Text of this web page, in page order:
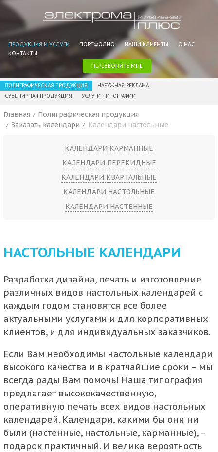
ПРОДУКЦИЯ И УСЛУГИ ПОРТФОЛИО НАШИ КЛИЕНТЫ
О НАС
КОНТАКТЫ
ПЕРЕЗВОНИТЬ МНЕ
ПОЛИГРАФИЧЕСКАЯ ПРОДУКЦИЯ
НАРУЖНАЯ РЕКЛАМА
СУВЕНИРНАЯ ПРОДУКЦИЯ
УСЛУГИ ТИПОГРАФИИ
Главная
Полиграфическая продукция
Заказать календари
Календари настольные
КАЛЕНДАРИ КАРМАННЫЕ
КАЛЕНДАРИ ПЕРЕКИДНЫЕ
КАЛЕНДАРИ КВАРТАЛЬНЫЕ
КАЛЕНДАРИ НАСТОЛЬНЫЕ
КАЛЕНДАРИ НАСТЕННЫЕ
НАСТОЛЬНЫЕ КАЛЕНДАРИ
Разработка дизайна, печать и изготовление
различных видов настольных календарей с
каждым годом становятся все более
актуальными услугами и для корпоративных
клиентов, и для индивидуальных заказчиков.
Если Вам необходимы настольные календари
высокого качества и в кратчайшие сроки – мы
всегда рады Вам помочь! Наша типография
предлагает высококачественную,
оперативную печатьвсех видов настольных
календарей. Календари, какими бы они ни
были (настенные, настольные, карманные), –
подарок практичный. И велика вероятность